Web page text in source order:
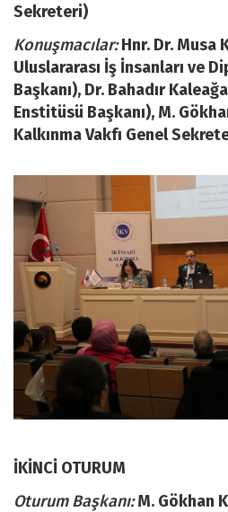
Sekreteri)
Konuşmacılar:Hnr. Dr. Musa
Uluslararası İş İnsanları ve
Başkanı), Dr. Bahadır
Enstitüsü Başkanı), M.
Kalkınma Vakfı Genel
İKİNCİ OTURUM
Oturum Başkanı:M. Gökhan